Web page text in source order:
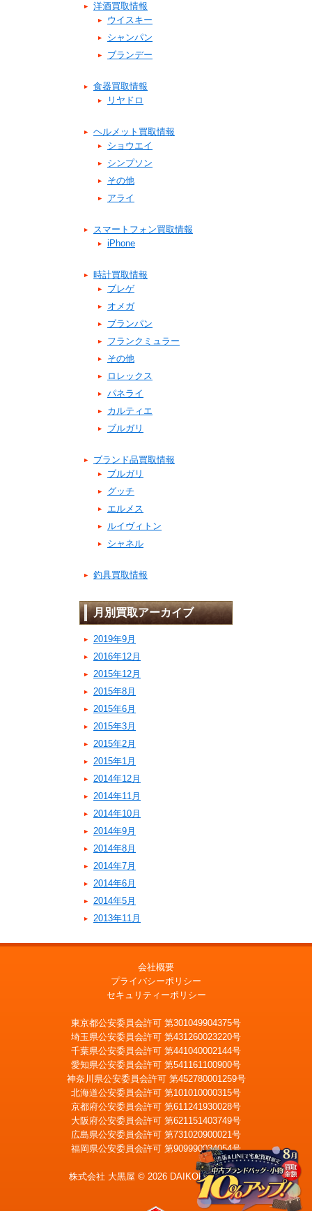
洋酒買取情報
ウイスキー
シャンパン
ブランデー
食器買取情報
リヤドロ
ヘルメット買取情報
ショウエイ
シンプソン
その他
アライ
スマートフォン買取情報
iPhone
時計買取情報
ブレゲ
オメガ
ブランパン
フランクミュラー
その他
ロレックス
パネライ
カルティエ
ブルガリ
ブランド品買取情報
ブルガリ
グッチ
エルメス
ルイヴィトン
シャネル
釣具買取情報
月別買取アーカイブ
2019年9月
2016年12月
2015年12月
2015年8月
2015年6月
2015年3月
2015年2月
2015年1月
2014年12月
2014年11月
2014年10月
2014年9月
2014年8月
2014年7月
2014年6月
2014年5月
2013年11月
会社概要
プライバシーポリシー
セキュリティーポリシー
東京都公安委員会許可 第301049904375号
埼玉県公安委員会許可 第431260023220号
千葉県公安委員会許可 第441040002144号
愛知県公安委員会許可 第541161100900号
神奈川県公安委員会許可 第452780001259号
北海道公安委員会許可 第101010000315号
京都府公安委員会許可 第611241930028号
大阪府公安委員会許可 第621151403749号
広島県公安委員会許可 第731020900021号
福岡県公安委員会許可 第909990034054号
株式会社 大黒屋 © 2026 DAIKOKUYA, Inc.